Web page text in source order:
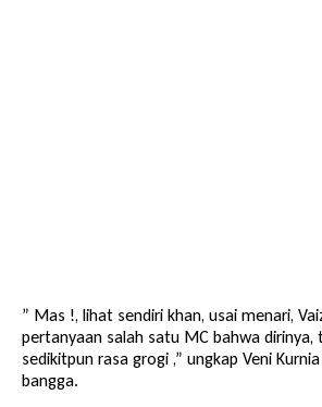
” Mas !, lihat sendiri khan, usai menari,
pertanyaan salah satu MC bahwa dirinya,
sedikitpun rasa grogi ,” ungkap Veni
bangga.